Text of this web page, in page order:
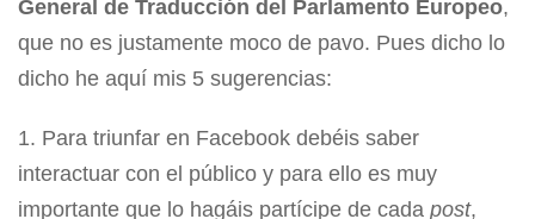
General de Traducción del Parlamento Europeo,
que no es justamente moco de pavo. Pues dicho lo
dicho he aquí mis 5 sugerencias:
Para triunfar en Facebook debéis saber
interactuar con el público y para ello es muy
importante que lo hagáis partícipe de cada post,